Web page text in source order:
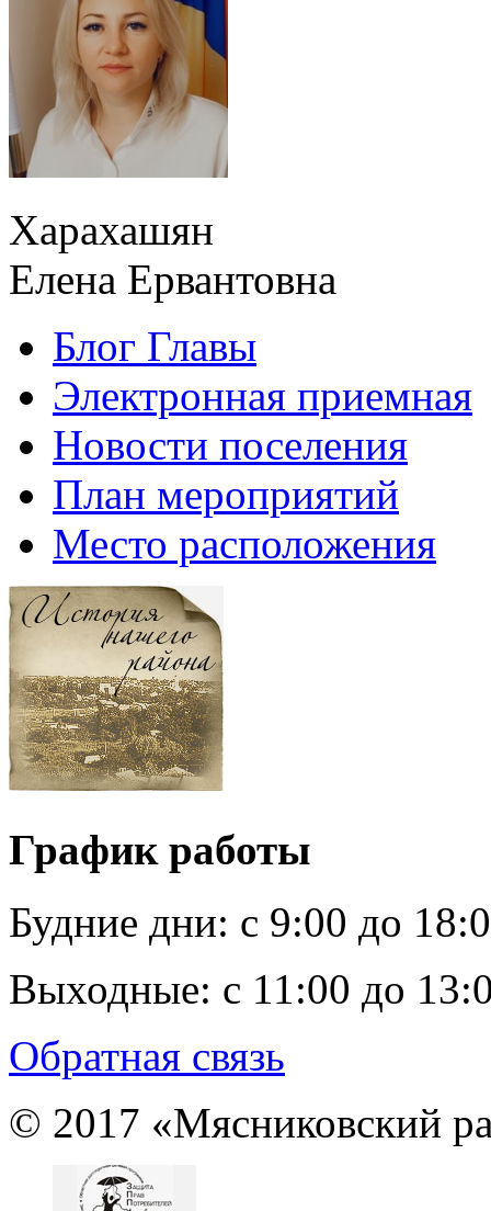
Харахашян
Елена Ервантовна
Блог Главы
Электронная приемная
Новости поселения
План мероприятий
Место расположения
График работы
Будние дни: c 9:00 до
Выходные: с 11:00 до
Обратная связь
© 2017 «Мясниковский